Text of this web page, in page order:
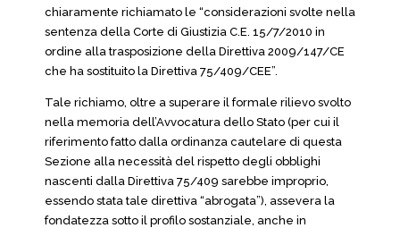
chiaramente richiamato le “considerazioni svolte nella
sentenza della Corte di Giustizia C.E. 15/7/2010 in
ordine alla trasposizione della Direttiva 2009/147/CE
che ha sostituito la Direttiva 75/409/CEE”.
Tale richiamo, oltre a superare il formale rilievo svolto
nella memoria dell’Avvocatura dello Stato (per cui il
riferimento fatto dalla ordinanza cautelare di questa
Sezione alla necessità del rispetto degli obblighi
nascenti dalla Direttiva 75/409 sarebbe improprio,
essendo stata tale direttiva “abrogata”), assevera la
fondatezza sotto il profilo sostanziale, anche in